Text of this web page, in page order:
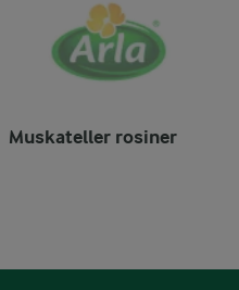
Muskateller rosiner